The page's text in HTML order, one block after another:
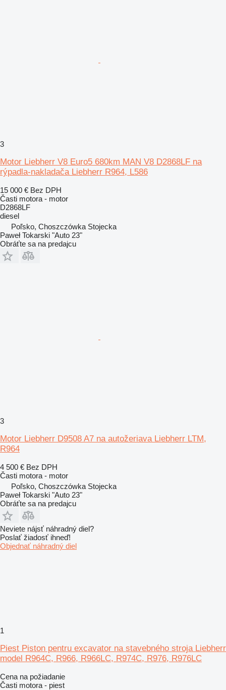
3
Motor Liebherr V8 Euro5 680km MAN V8 D2868LF na
rýpadla-nakladača Liebherr R964, L586
15 000 € Bez DPH
Časti motora - motor
D2868LF
diesel
Poľsko, Choszczówka Stojecka
Paweł Tokarski "Auto 23"
Obráťte sa na predajcu
3
Motor Liebherr D9508 A7 na autožeriava Liebherr LTM,
R964
4 500 € Bez DPH
Časti motora - motor
Poľsko, Choszczówka Stojecka
Paweł Tokarski "Auto 23"
Obráťte sa na predajcu
Neviete nájsť náhradný diel?
Poslať žiadosť ihneď!
Objednať náhradný diel
1
Piest Piston pentru excavator na stavebného stroja Liebherr
model R964C, R966, R966LC, R974C, R976, R976LC
Cena na požiadanie
Časti motora - piest